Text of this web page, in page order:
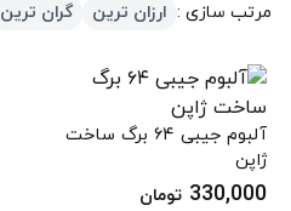
مرتب سازی : ارزان ترین گران ترین
آلبوم جیبی ۶۴ برگ ساخت
ژاپن
330,000 تومان